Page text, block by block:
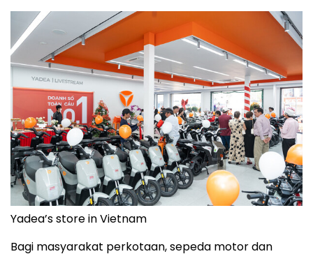
Yadea’s store in Vietnam
Bagi masyarakat perkotaan, sepeda motor dan